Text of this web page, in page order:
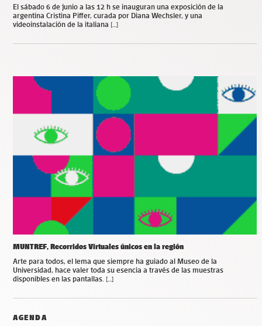
El sábado 6 de junio a las 12 h se inauguran una exposición de la
argentina Cristina Piffer, curada por Diana Wechsler, y una
videoinstalación de la italiana […]
MUNTREF, Recorridos Virtuales únicos en la región
Arte para todos, el lema que siempre ha guiado al Museo de la
Universidad, hace valer toda su esencia a través de las muestras
disponibles en las pantallas. […]
AGENDA